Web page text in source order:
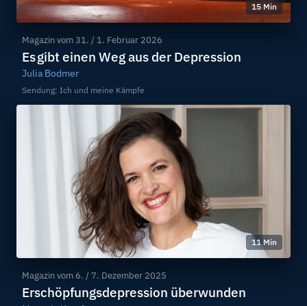
15 Min
Magazin vom31. / 1. Februar 2026
Es gibt einen Weg aus der Depression
Julia Bodmer
Sendung: Ich und meine Kämpfe
11 Min
Magazin vom 6. / 7. Dezember 2025
Erschöpfungsdepression überwunden